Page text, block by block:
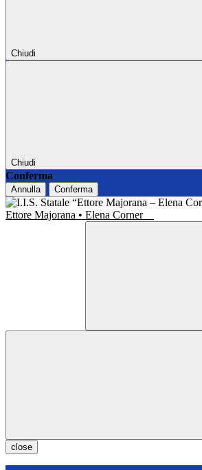
Chiudi
Chiudi
Conferma
Annulla Conferma
Ettore Majorana • Elena Corner
close